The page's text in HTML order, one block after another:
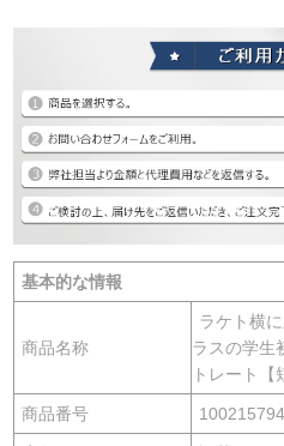
基本的な情報
商品名称
ラケト横
ラスの学生
トレート
商品番号